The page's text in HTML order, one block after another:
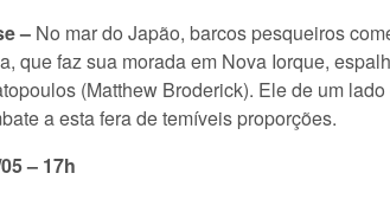
– No mar do Japão, barcos pesqueiros
que faz sua morada em Nova Iorque,
(Matthew Broderick). Ele de um
a esta fera de temíveis proporções.
– 17h